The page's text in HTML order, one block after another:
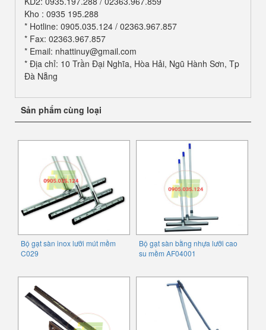
Kho : 0935 195.288
* Hotline: 0905.035.124 / 02363.967.857
* Fax: 02363.967.857
* Email: nhattinuy@gmail.com
* Địa chỉ: 10 Trần Đại Nghĩa, Hòa Hải, Ngũ Hành Sơn, Tp
Đà Nẵng
Sản phẩm cùng loại
Bộ gạt sàn inox lưỡi mút mềm
C029
Bộ gạt sàn bằng nhựa lưỡi cao
su mềm AF04001